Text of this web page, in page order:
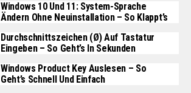
Windows 10 Und 11: System-Sprache
Ändern Ohne Neuinstallation – So Klappt’s
Durchschnittszeichen (Ø) Auf Tastatur
Eingeben – So Geht’s In Sekunden
Windows Product Key Auslesen – So
Geht’s Schnell Und Einfach